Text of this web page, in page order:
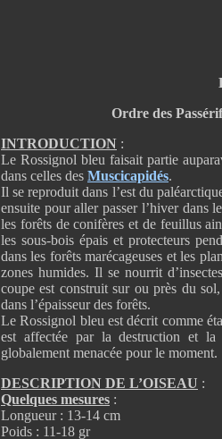
Ordre des
INTRODUCTION :
Le Rossignol bleu faisait partie
dans celles des Muscicapidés.
Il se reproduit dans l’est du
ensuite pour aller passer l’hiver dans
les forêts de conifères et de feuillus
les sous-bois épais et protecteurs
dans les forêts marécageuses et les
zones humides. Il se nourrit
coupe est construit sur ou près du
dans l’épaisseur des forêts.
Le Rossignol bleu est décrit comme
est affectée par la destruction et la
globalement menacée pour le moment.
DESCRIPTION DE L’OISEAU :
Quelques mesures :
Longueur : 13-14 cm
Poids : 11-18 gr